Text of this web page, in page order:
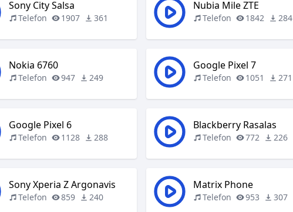
Sony City Salsa
Telefon 1907 361
Nubia Mile ZTE
Telefon 1842 284
Nokia 6760
Telefon 947 249
Google Pixel 7
Telefon 1051 271
Google Pixel 6
Telefon 1128 288
Blackberry Rasalas
Telefon 772 226
Sony Xperia Z Argonavis
Telefon 859 240
Matrix Phone
Telefon 953 307